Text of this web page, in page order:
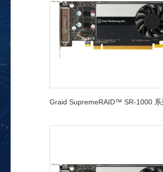
Graid SupremeRAID™ SR-1000 系